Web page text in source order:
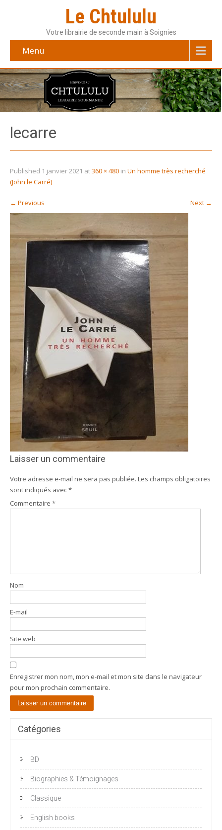
Le Chtululu
Votre librairie de seconde main à Soignies
Menu
lecarre
Published 1 janvier 2021 at360 × 480 in Un homme très recherché
(John le Carré)
← Previous Next →
Laisser un commentaire
Votre adresse e-mail ne sera pas publiée. Les champs obligatoires
sont indiqués avec*
Commentaire *
Nom
E-mail
Site web
Enregistrer mon nom, mon e-mail et mon site dans le navigateur
pour mon prochain commentaire.
Catégories
BD
Biographies & Témoignages
Classique
English books